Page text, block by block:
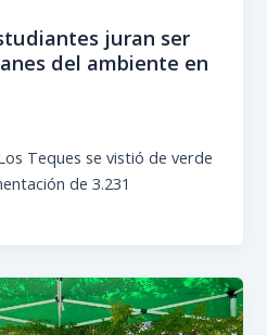
juran ser
del ambiente en
Teques se vistió de verde
de 3.231